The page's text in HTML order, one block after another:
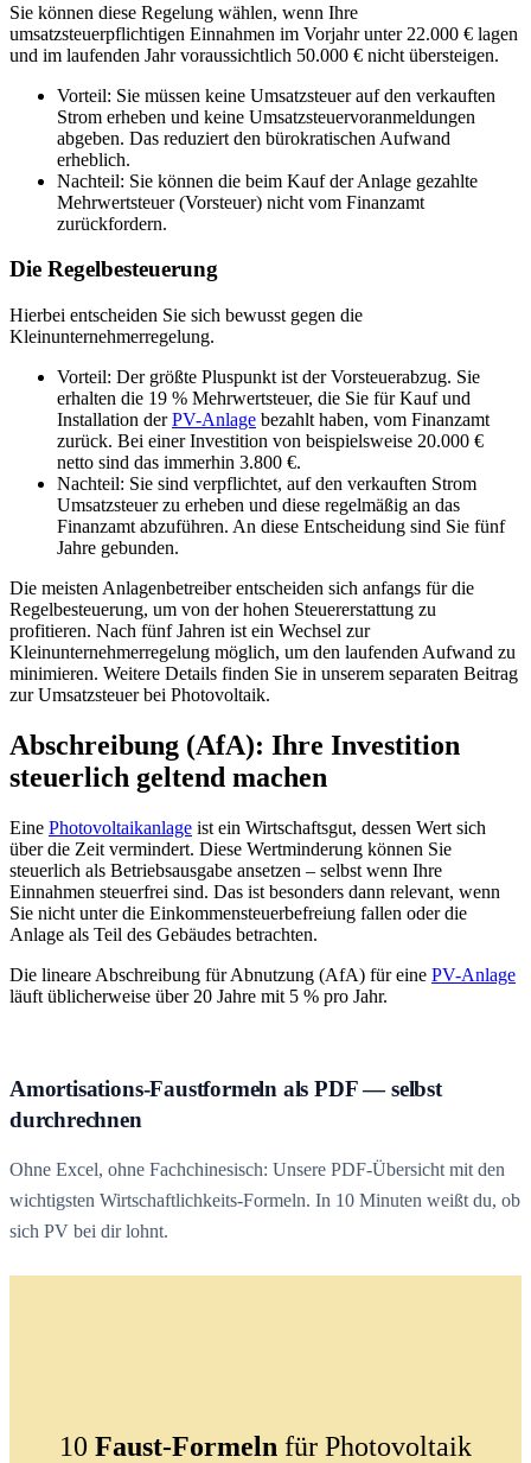
Sie können diese Regelung wählen, wenn Ihre
umsatzsteuerpflichtigen Einnahmen im Vorjahr unter 22.000 € lagen
und im laufenden Jahr voraussichtlich 50.000 € nicht übersteigen.
Vorteil: Sie müssen keine Umsatzsteuer auf den verkauften
Strom erheben und keine Umsatzsteuervoranmeldungen
abgeben. Das reduziert den bürokratischen Aufwand
erheblich.
Nachteil: Sie können die beim Kauf der Anlage gezahlte
Mehrwertsteuer (Vorsteuer) nicht vom Finanzamt
zurückfordern.
Die Regelbesteuerung
Hierbei entscheiden Sie sich bewusst gegen die
Kleinunternehmerregelung.
Vorteil: Der größte Pluspunkt ist der Vorsteuerabzug. Sie
erhalten die 19 % Mehrwertsteuer, die Sie für Kauf und
Installation derPV-Anlage bezahlt haben, vom Finanzamt
zurück. Bei einer Investition von beispielsweise 20.000 €
netto sind das immerhin 3.800 €.
Nachteil: Sie sind verpflichtet, auf den verkauften Strom
Umsatzsteuer zu erheben und diese regelmäßig an das
Finanzamt abzuführen. An diese Entscheidung sind Sie fünf
Jahre gebunden.
Die meisten Anlagenbetreiber entscheiden sich anfangs für die
Regelbesteuerung, um von der hohen Steuererstattung zu
profitieren. Nach fünf Jahren ist ein Wechsel zur
Kleinunternehmerregelung möglich, um den laufenden Aufwand zu
minimieren. Weitere Details finden Sie in unserem separaten Beitrag
zur Umsatzsteuer bei Photovoltaik.
Abschreibung (AfA): Ihre Investition
steuerlich geltend machen
Eine Photovoltaikanlage ist ein Wirtschaftsgut, dessen Wert sich
über die Zeit vermindert. Diese Wertminderung können Sie
steuerlich als Betriebsausgabe ansetzen – selbst wenn Ihre
Einnahmen steuerfrei sind. Das ist besonders dann relevant, wenn
Sie nicht unter die Einkommensteuerbefreiung fallen oder die
Anlage als Teil des Gebäudes betrachten.
Die lineare Abschreibung für Abnutzung (AfA) für eine PV-Anlage
läuft üblicherweise über 20 Jahre mit 5 % pro Jahr.
Amortisations-Faustformeln als PDF — selbst
durchrechnen
Ohne Excel, ohne Fachchinesisch: Unsere PDF-Übersicht mit den
wichtigsten Wirtschaftlichkeits-Formeln. In 10 Minuten weißt du, ob
sich PV bei dir lohnt.
10 Faust-Formeln für Photovoltaik